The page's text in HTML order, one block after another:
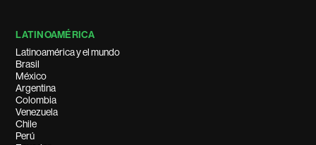
LATINOAMÉRICA
Latinoamérica y el mundo
Brasil
México
Argentina
Colombia
Venezuela
Chile
Perú